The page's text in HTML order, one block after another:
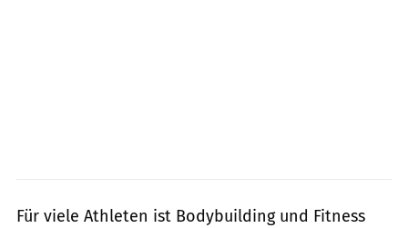
Für viele Athleten ist Bodybuilding und Fitness